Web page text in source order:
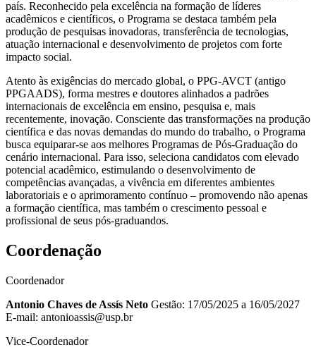
país. Reconhecido pela excelência na formação de líderes
acadêmicos e científicos, o Programa se destaca também pela
produção de pesquisas inovadoras, transferência de tecnologias,
atuação internacional e desenvolvimento de projetos com forte
impacto social.
Atento às exigências do mercado global, o PPG-AVCT (antigo
PPGAADS), forma mestres e doutores alinhados a padrões
internacionais de excelência em ensino, pesquisa e, mais
recentemente, inovação. Consciente das transformações na produção
científica e das novas demandas do mundo do trabalho, o Programa
busca equiparar-se aos melhores Programas de Pós-Graduação do
cenário internacional. Para isso, seleciona candidatos com elevado
potencial acadêmico, estimulando o desenvolvimento de
competências avançadas, a vivência em diferentes ambientes
laboratoriais e o aprimoramento contínuo – promovendo não apenas
a formação científica, mas também o crescimento pessoal e
profissional de seus pós-graduandos.
Coordenação
Coordenador
Antonio Chaves de Assís Neto Gestão: 17/05/2025 a 16/05/2027
E-mail: antonioassis@usp.br
Vice-Coordenador